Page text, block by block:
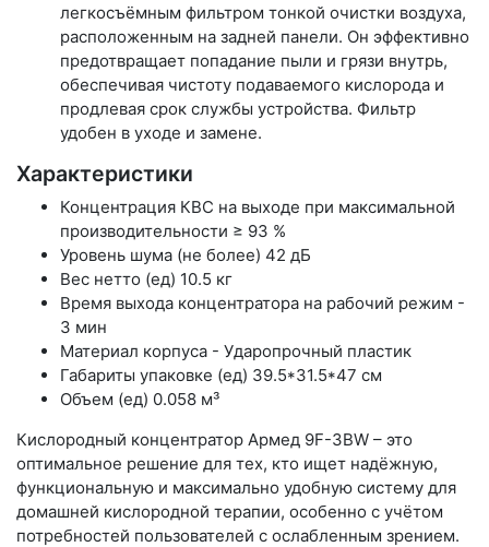
легкосъёмным фильтром тонкой очистки воздуха,
расположенным на задней панели. Он эффективно
предотвращает попадание пыли и грязи внутрь,
обеспечивая чистоту подаваемого кислорода и
продлевая срок службы устройства. Фильтр
удобен в уходе и замене.
Характеристики
Концентрация КВС на выходе при максимальной
производительности ≥ 93 %
Уровень шума (не более) 42 дБ
Вес нетто (ед) 10.5 кг
Время выхода концентратора на рабочий режим -
3 мин
Материал корпуса - Ударопрочный пластик
Габариты упаковке (ед) 39.5*31.5*47 см
Объем (ед) 0.058 м³
Кислородный концентратор Армед 9F-3BW – это
оптимальное решение для тех, кто ищет надёжную,
функциональную и максимально удобную систему для
домашней кислородной терапии, особенно с учётом
потребностей пользователей с ослабленным зрением.